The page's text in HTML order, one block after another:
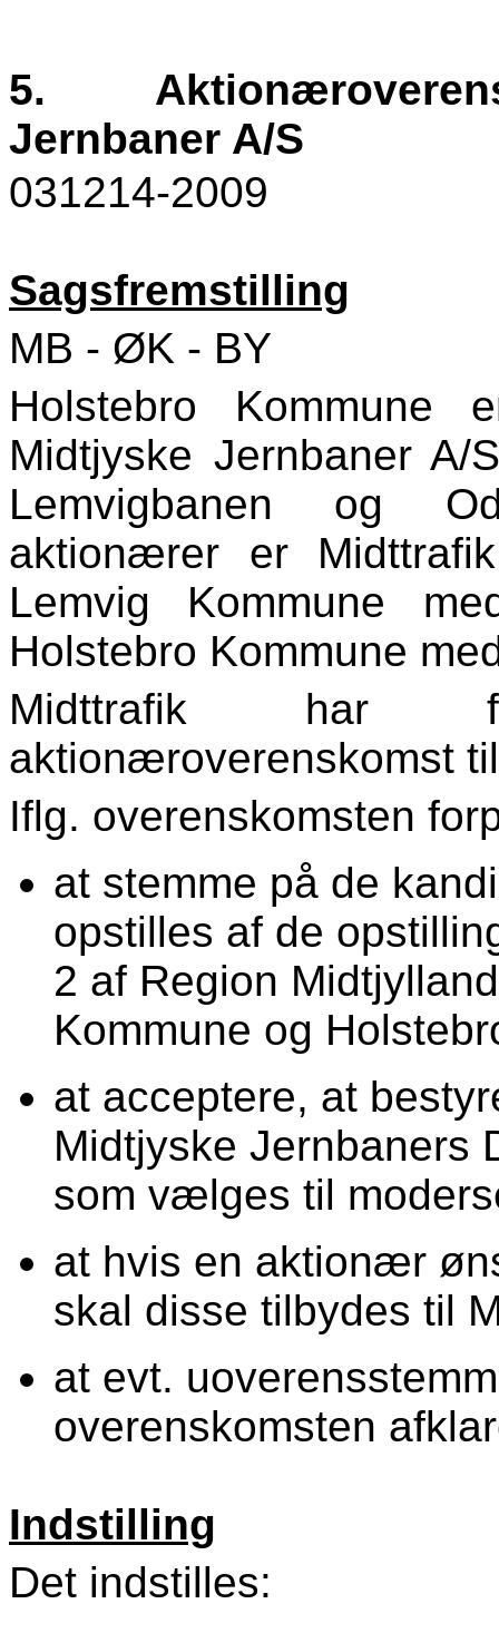
5.
Jernbaner A/S
031214-2009
Sagsfremstilling
MB - ØK - BY
Holstebro
Midtjyske Jernbaner
Lemvigbanen og
aktionærer er
Lemvig Kommune
Holstebro Kommune
Midttrafik har
aktionæroverenskomst
Iflg. overenskomsten
at stemme på de
opstilles af de
2 af Region
Kommune og
at acceptere, at
Midtjyske Jernbaners
som vælges til
at hvis en aktionær
skal disse tilbydes til
at evt.
overenskomsten
Indstilling
Det indstilles: